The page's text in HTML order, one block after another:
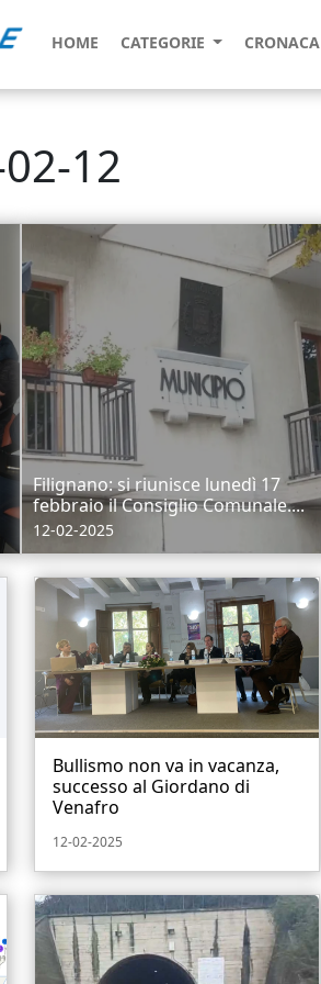
HOME CATEGORIE CRONACA
12
Filignano: si riunisce lunedì 17
febbraio il Consiglio Comunale....
12-02-2025
Bullismo non va in vacanza,
successo al Giordano di
Venafro
12-02-2025